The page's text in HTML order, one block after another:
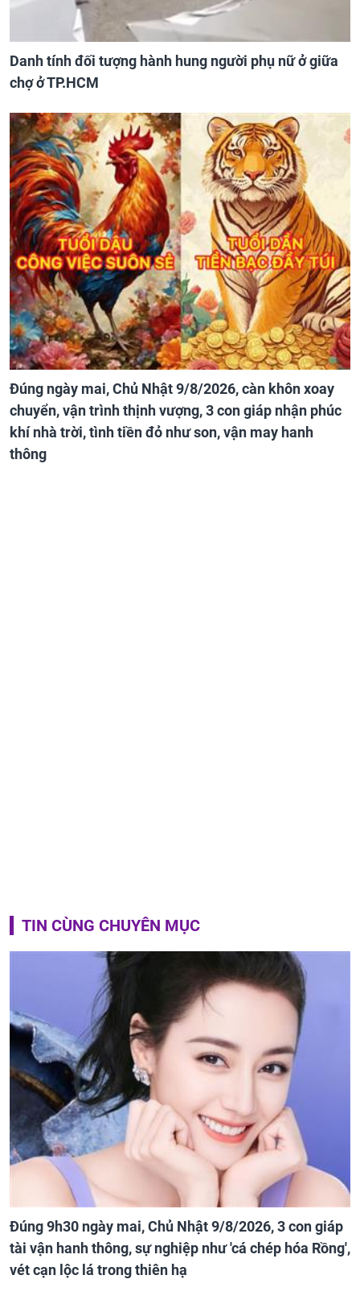
Danh tính đối tượng hành hung người phụ nữ ở giữa
chợ ở TP.HCM
Đúng ngày mai, Chủ Nhật 9/8/2026, càn khôn xoay
chuyển, vận trình thịnh vượng, 3 con giáp nhận phúc
khí nhà trời, tình tiền đỏ như son, vận may hanh
thông
TIN CÙNG CHUYÊN MỤC
Đúng 9h30 ngày mai, Chủ Nhật 9/8/2026, 3 con giáp
tài vận hanh thông, sự nghiệp như 'cá chép hóa Rồng',
vét cạn lộc lá trong thiên hạ